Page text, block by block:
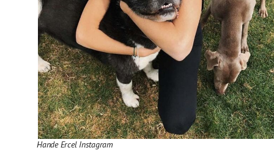
Hande Ercel Instagram